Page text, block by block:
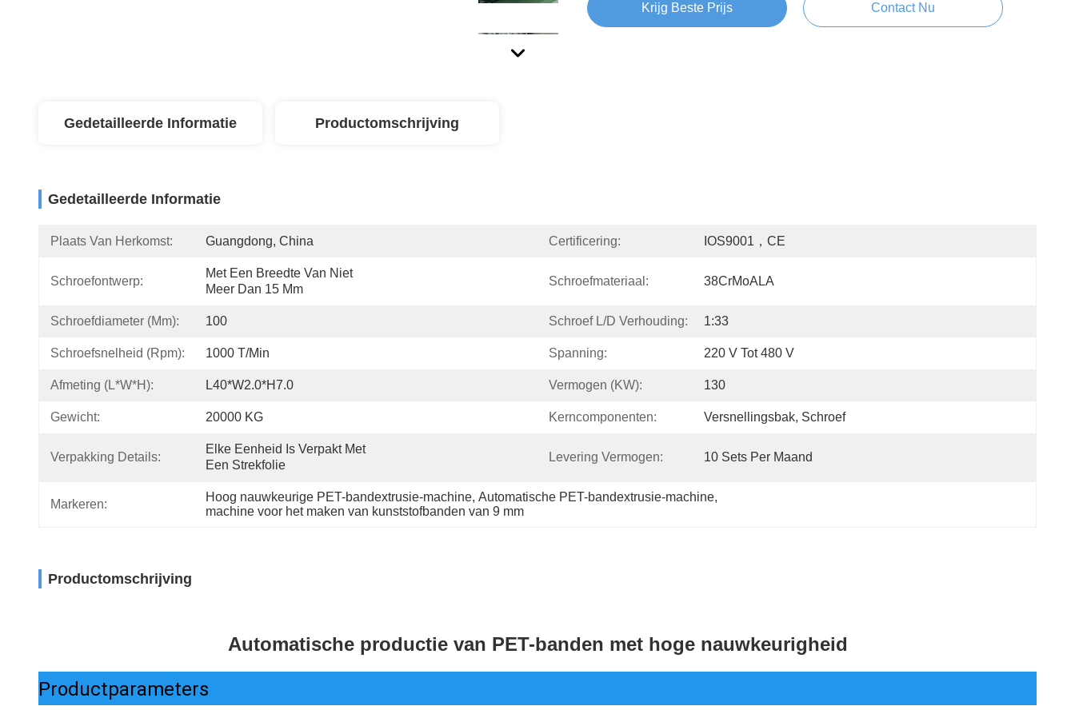
Krijg Beste Prijs Contact Nu
Gedetailleerde Informatie Productomschrijving
Gedetailleerde Informatie
Plaats Van Herkomst: Guangdong, China Certificering: IOS9001，CE
Schroefontwerp:
Met Een Breedte Van Niet
Meer Dan 15 Mm
Schroefmateriaal: 38CrMoALA
Schroefdiameter (mm): 100 Schroef L/D Verhouding: 1:33
Schroefsnelheid (rpm): 1000 T/min Spanning: 220 V Tot 480 V
Afmeting (l*w*h): L40*W2.0*H7.0 Vermogen (kW): 130
Gewicht: 20000 KG Kerncomponenten: Versnellingsbak, Schroef
Verpakking Details:
Elke Eenheid Is Verpakt Met
Een Strekfolie
Levering Vermogen: 10 Sets Per Maand
Markeren:
Hoog nauwkeurige PET-bandextrusie-machine, Automatische PET-bandextrusie-machine,
machine voor het maken van kunststofbanden van 9 mm
Productomschrijving
Automatische productie van PET-banden met hoge nauwkeurigheid
Productparameters